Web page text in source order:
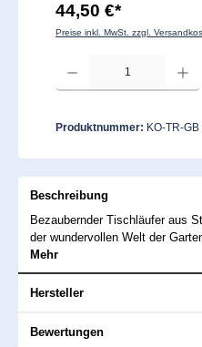
44,50 €*
Preise inkl. MwSt. zzgl.
Produkt Anzahl: Gib den
Produktnummer: KO-TR-GB
Beschreibung
Bezaubernder Tischläufer aus
der wundervollen Welt der
Mehr
Hersteller
Bewertungen